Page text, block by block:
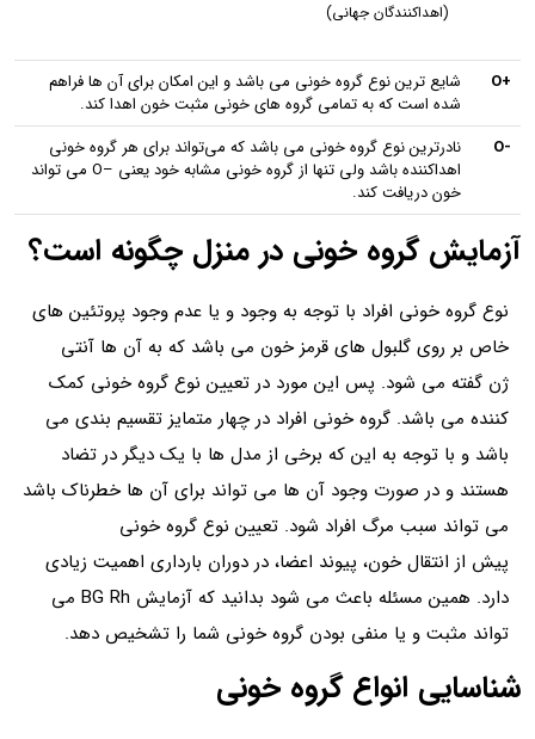
(اهدا‌کنندگان جهانی)
+O
شایع‌ ترین نوع گروه‌ خونی می باشد و این امکان برای آن ها فراهم
شده است که به تمامی گروه‌ های خونی مثبت خون اهدا کند.
-O
نادرترین نوع گروه خونی می باشد که می‌تواند برای هر گروه خونی
اهدا‌کننده باشد ولی تنها از گروه خونی مشابه خود یعنی –O می‌ تواند
خون دریافت کند.
آزمایش گروه خونی در منزل چگونه است؟
نوع گروه خونی افراد با توجه به وجود و یا عدم وجود پروتئین های
خاص بر روی گلبول‌ های قرمز خون می باشد که به آن ها آنتی
ژن گفته می‌ شود. پس این مورد در تعیین نوع گروه خونی کمک
کننده می باشد. گروه خونی افراد در چهار متمایز تقسیم بندی می
باشد و با توجه به این که برخی از مدل ها با یک دیگر در تضاد
هستند و در صورت وجود آن ها می تواند برای آن ها خطرناک باشد
می تواند سبب مرگ افراد شود. تعیین نوع گروه خونی
پیش از انتقال خون، پیوند اعضا، در دوران بارداری اهمیت زیادی
دارد. همین مسئله باعث می شود بدانید که آزمایش BG Rh می‌
تواند مثبت و یا منفی بودن گروه خونی شما را تشخیص دهد.
شناسایی انواع گروه خونی